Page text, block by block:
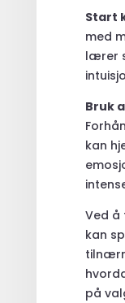
Start
med
lærer
Bruk
kan
Ved å
kan
på